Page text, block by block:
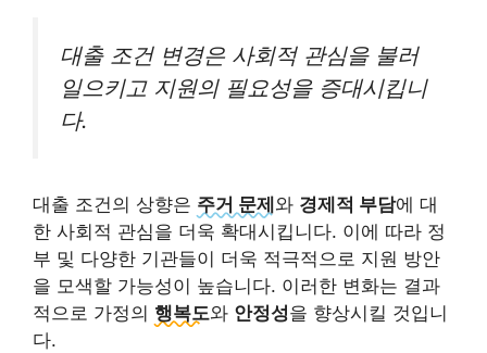
대출 조건 변경은 사회적 관심을 불러
일으키고 지원의 필요성을 증대시킵니
다.
대출 조건의 상향은 주거 문제 와 경제적 부담에 대
한 사회적 관심을 더욱 확대시킵니다. 이에 따라 정
부 및 다양한 기관들이 더욱 적극적으로 지원 방안
을 모색할 가능성이 높습니다. 이러한 변화는 결과
적으로 가정의 행복도와 안정성을 향상시킬 것입니
다.